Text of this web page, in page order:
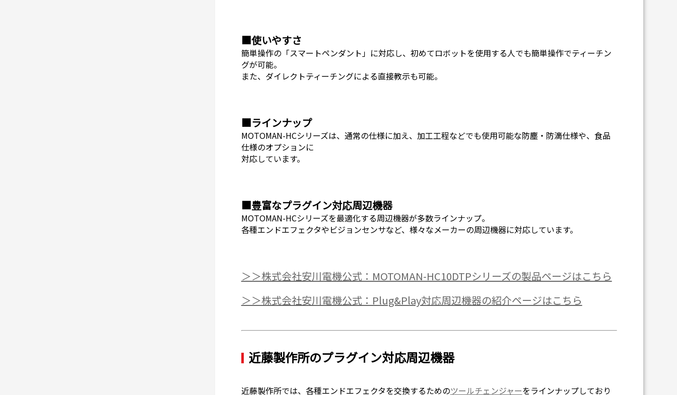
■使いやすさ
簡単操作の「スマートペンダント」に対応し、初めてロボットを使用する人でも簡単操作でティーチン
グが可能。
また、ダイレクトティーチングによる直接教示も可能。
■ラインナップ
MOTOMAN-HCシリーズは、通常の仕様に加え、加工工程などでも使用可能な防塵・防滴仕様や、食品
仕様のオプションに
対応しています。
■豊富なプラグイン対応周辺機器
MOTOMAN-HCシリーズを最適化する周辺機器が多数ラインナップ。
各種エンドエフェクタやビジョンセンサなど、様々なメーカーの周辺機器に対応しています。
＞＞株式会社安川電機公式：MOTOMAN-HC10DTPシリーズの製品ページはこちら
＞＞株式会社安川電機公式：Plug&Play対応周辺機器の紹介ページはこちら
近藤製作所のプラグイン対応周辺機器
近藤製作所では、各種エンドエフェクタを交換するためのツールチェンジャーをラインナップしており